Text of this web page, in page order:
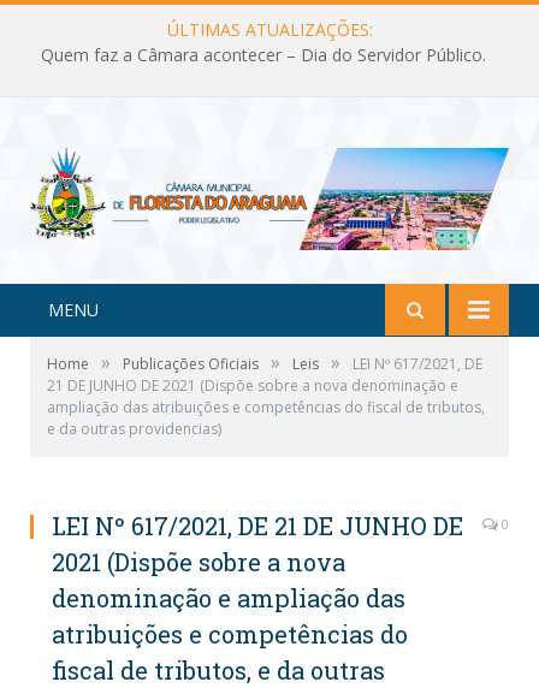
ÚLTIMAS ATUALIZAÇÕES:
Quem faz a Câmara acontecer – Dia do Servidor Público.
MENU
Home » Publicações Oficiais » Leis »
LEI Nº 617/2021, DE
21 DE JUNHO DE 2021 (Dispõe sobre a nova denominação e
ampliação das atribuições e competências do fiscal de tributos,
e da outras providencias)
LEI Nº 617/2021, DE 21 DE JUNHO DE
2021 (Dispõe sobre a nova
denominação e ampliação das
atribuições e competências do
fiscal de tributos, e da outras
0